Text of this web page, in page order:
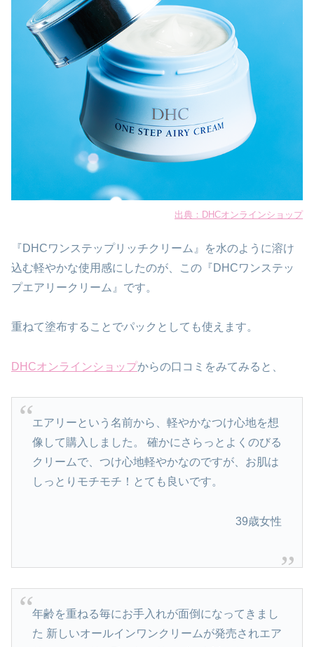
出典：DHCオンラインショップ
『DHCワンステップリッチクリーム』を水のように溶け
込む軽やかな使用感にしたのが、この『DHCワンステッ
プエアリークリーム』です。
重ねて塗布することでパックとしても使えます。
DHCオンラインショップからの口コミをみてみると、
エアリーという名前から、軽やかなつけ心地を想
像して購入しました。 確かにさらっとよくのびる
クリームで、つけ心地軽やかなのですが、お肌は
しっとりモチモチ！とても良いです。
39歳女性
年齢を重ねる毎にお手入れが面倒になってきまし
た 新しいオールインワンクリームが発売されエア